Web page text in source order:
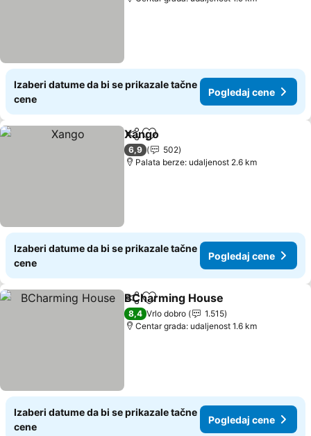
Izaberi datume da bi se prikazale tačne
cene
Pogledaj cene
Deli Dodati u favorite
Xango
6,9
502
Palata berze: udaljenost 2.6 km
Izaberi datume da bi se prikazale tačne
cene
Pogledaj cene
Deli Dodati u favorite
BCharming House
8,4 Vrlo dobro
1.515
Centar grada: udaljenost 1.6 km
Izaberi datume da bi se prikazale tačne
cene
Pogledaj cene